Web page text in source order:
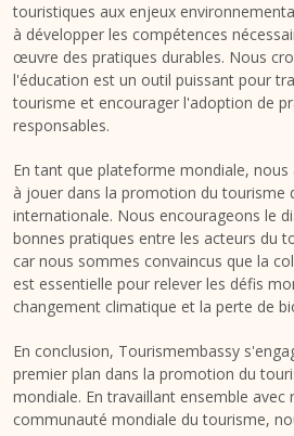
touristiques aux enjeux
à développer les compétences
œuvre des pratiques durables. Nous
l'éducation est un outil puissant pour
tourisme et encourager l'adoption de
responsables.
En tant que plateforme mondiale,
à jouer dans la promotion du tourisme
internationale. Nous encourageons le
bonnes pratiques entre les acteurs du
car nous sommes convaincus que la
est essentielle pour relever les défis
changement climatique et la perte de
En conclusion, Tourismembassy
premier plan dans la promotion du
mondiale. En travaillant ensemble avec
communauté mondiale du tourisme,